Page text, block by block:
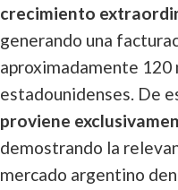
crecimiento
generando una
aproximadamente 120
estadounidenses. De
proviene
demostrando la
mercado argentino